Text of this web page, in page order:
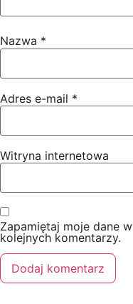
Nazwa *
Adres e-mail *
Witryna internetowa
Zapamiętaj moje dane
kolejnych komentarzy.